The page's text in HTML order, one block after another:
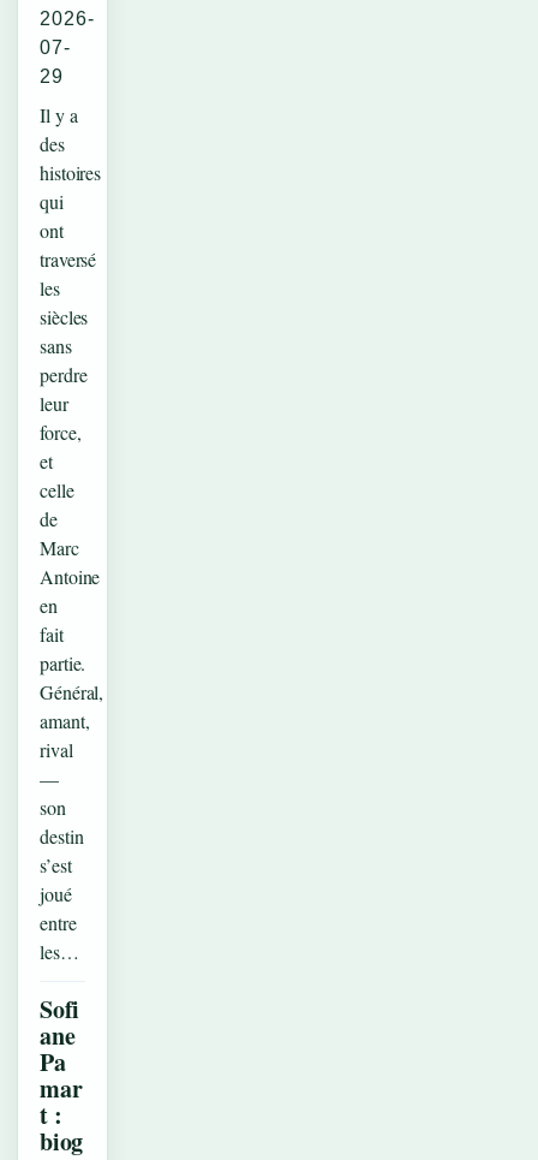
2026-
07-
29
Il y a
des
histoires
qui
ont
traversé
les
siècles
sans
perdre
leur
force,
et
celle
de
Marc
Antoine
en
fait
partie.
Général,
amant,
rival
—
son
destin
s’est
joué
entre
les…
Sofi
ane
Pa
mar
t :
biog